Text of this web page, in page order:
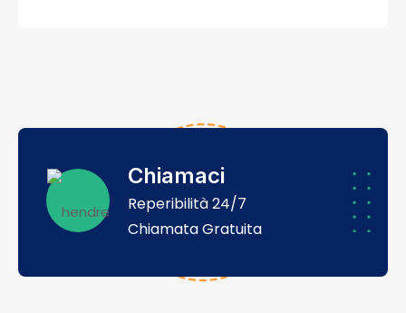
Chiamaci
Reperibilità 24/7
Chiamata Gratuita